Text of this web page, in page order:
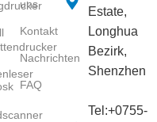
uns
Kontakt
Nachrichten
FAQ
Estate,
Longhua
Bezirk,
Shenzhen
Tel:+0755-